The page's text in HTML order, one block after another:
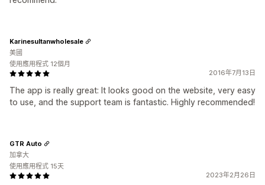
2016年7月13日
The app is really great: It looks good on the website, very easy
to use, and the support team is fantastic. Highly recommended!
Karinesultanwholesale
美國
使用應用程式 12個月
2023年2月26日
GTR Auto
加拿大
使用應用程式 15天